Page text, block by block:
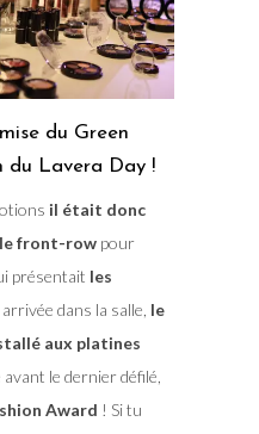
du Green
du Lavera Day !
il était donc
front-rowpour
présentait les
dans la salle, le
aux platines
le dernier défilé,
Award ! Si tu